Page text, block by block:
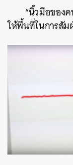
“นิ้วมือของ
ให้พื้นที่ในการสั